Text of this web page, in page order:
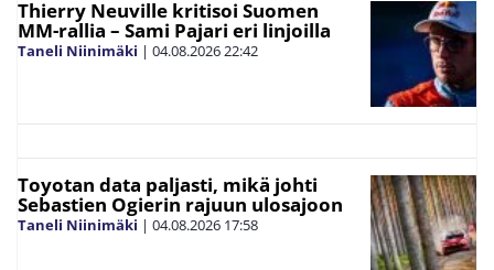
Thierry Neuville kritisoi Suomen
MM-rallia – Sami Pajari eri linjoilla
Taneli Niinimäki | 04.08.202622:42
Toyotan data paljasti, mikä johti
Sebastien Ogierin rajuun ulosajoon
Taneli Niinimäki | 04.08.2026 17:58